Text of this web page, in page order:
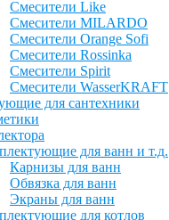
Смесители Like
Смесители MILARDO
Смесители Orange Sofi
Смесители Rossinka
Смесители Spirit
Смесители WasserKRAFT
для сантехники
для ванн и т.д.
Карнизы для ванн
Обвязка для ванн
Экраны для ванн
для котлов